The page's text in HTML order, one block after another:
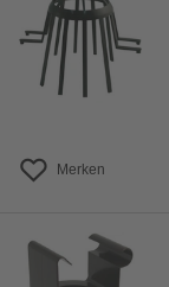
Merken